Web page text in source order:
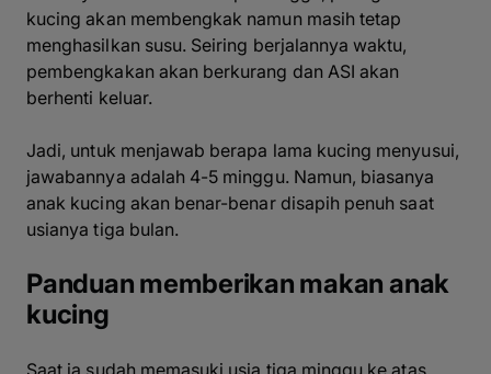
kucing akan membengkak namun masih tetap
menghasilkan susu. Seiring berjalannya waktu,
pembengkakan akan berkurang dan ASI akan
berhenti keluar.
Jadi, untuk menjawab berapa lama kucing menyusui,
jawabannya adalah 4-5 minggu. Namun, biasanya
anak kucing akan benar-benar disapih penuh saat
usianya tiga bulan.
Panduan memberikan makan anak
kucing
Saat ia sudah memasuki usia tiga minggu ke atas,